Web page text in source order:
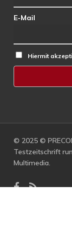
E-Mail
Hiermit
© 2025 ©
Testzeitschrift
Multimedia.
facebook
RSS